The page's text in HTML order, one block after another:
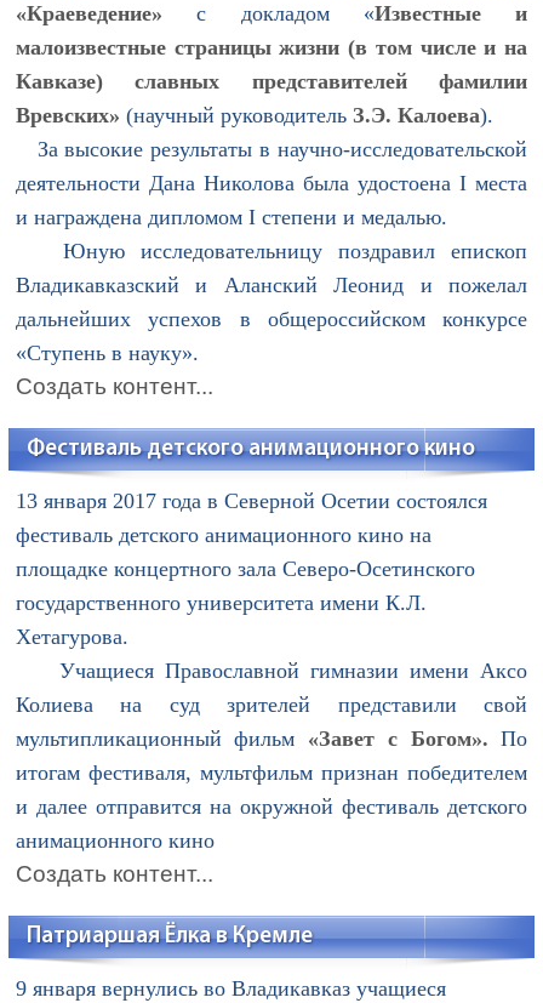
«Краеведение»с докладом «Известные и
малоизвестные страницы жизни (в том числе и на
Кавказе) славных представителей фамилии
Вревских» (научный руководитель З.Э. Калоева).
За высокие результаты в научно-исследовательской
деятельности Дана Николова была удостоена I места
и награждена дипломом I степени и медалью.
Юную исследовательницу поздравил епископ
Владикавказский и Аланский Леонид и пожелал
дальнейших успехов в общероссийском конкурсе
«Ступень в науку».
Создать контент...
Фестиваль детского анимационного кино
13 января 2017 года в Северной Осетии состоялся
фестиваль детского анимационного кино на
площадке концертного зала Северо-Осетинского
государственного университета имени К.Л.
Хетагурова.
Учащиеся Православной гимназии имени Аксо
Колиева на суд зрителей представили свой
мультипликационный фильм «Завет с Богом». По
итогам фестиваля, мультфильм признан победителем
и далее отправится на окружной фестиваль детского
анимационного кино
Создать контент...
Патриаршая Ёлка в Кремле
9 января вернулись во Владикавказ учащиеся